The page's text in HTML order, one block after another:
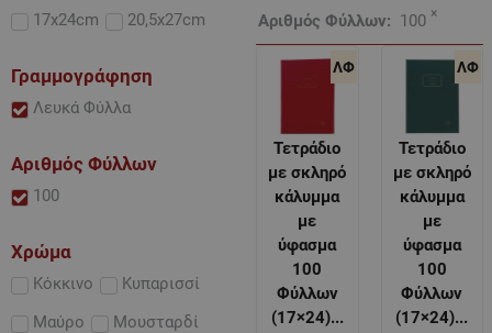
17x24cm 20,5x27cm
Γραμμογράφηση
Λευκά Φύλλα
Αριθμός Φύλλων
100
Χρώμα
Κόκκινο
Κυπαρισσί
Μαύρο
Μουσταρδί
Αριθμός Φύλλων: 100 ×
Τετράδιο
με σκληρό
κάλυμμα
με
ύφασμα
100
Φύλλων
(17×24)...
ΛΦ
Τετράδιο
με σκληρό
κάλυμμα
με
ύφασμα
100
Φύλλων
(17×24)...
ΛΦ